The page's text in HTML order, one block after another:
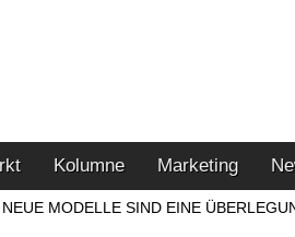
Kolumne Marketing
NEUE MODELLE SIND EINE